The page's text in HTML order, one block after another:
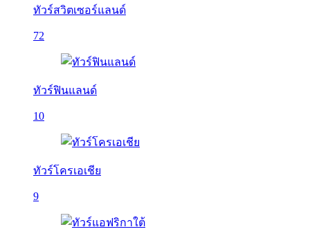
ทัวร์สวิตเซอร์แลนด์
72
ทัวร์ฟินแลนด์
10
ทัวร์โครเอเชีย
9